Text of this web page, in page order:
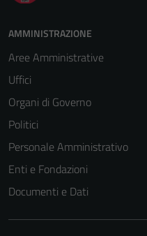
AMMINISTRAZIONE
Aree Amministrative
Uffici
Organi di Governo
Politici
Personale Amministrativo
Enti e Fondazioni
Documenti e Dati